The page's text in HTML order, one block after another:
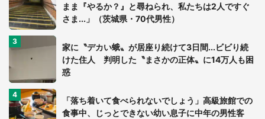
まま『やるか？』と尋ねられ、私たちは2人ですぐ
さま...」（茨城県・70代男性）
家に〝デカい蛾〟が居座り続けて3日間...ビビり続
けた住人 判明した〝まさかの正体〟に14万人も困
惑
「落ち着いて食べられないでしょう」高級旅館での
食事中、じっとできない幼い息子に中年の男性客